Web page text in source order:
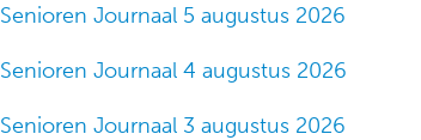
Senioren Journaal 5 augustus 2026
Senioren Journaal 4 augustus 2026
Senioren Journaal 3 augustus 2026